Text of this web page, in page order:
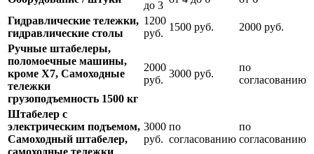
до 3
Гидравлические тележки,
гидравлические столы
1200
руб.
1500 руб.
2000 руб.
Ручные штабелеры,
поломоечные машины,
кроме Х7, Самоходные
тележки
грузоподъемность 1500 кг
2000
руб.
3000 руб.
по
согласованию
Штабелер с
электрическим подъемом,
Самоходный штабелер,
самоходные тележки
3000
руб.
по
согласованию
по
согласованию